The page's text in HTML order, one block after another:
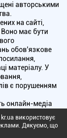
авторськими
на сайті,
має бути
обов'язкове
матеріалу. У
є порушенням
онлайн-медіа
Національною
використовує
Дякуємо, що